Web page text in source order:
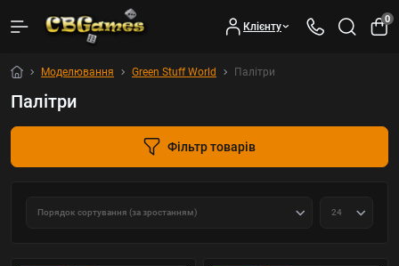
Клієнту
0
Моделювання Green Stuff World Палітри
Палітри
Фільтр товарів